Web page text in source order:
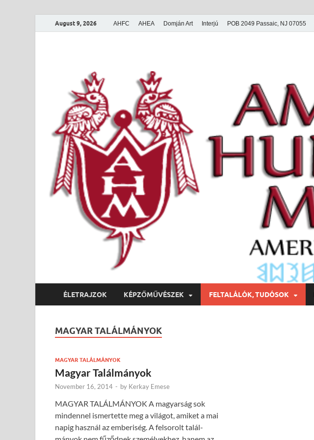
August 9, 2026 AHFC AHEA Domján Art Interjú POB 2049 Passaic, NJ 07055
Amerikai Magyar Múzeum
ÉLETRAJZOK KÉPZŐMŰVÉSZEK FELTALÁLÓK, TUDÓSOK
MAGYAR TALÁLMÁNYOK
MAGYAR TALÁLMÁNYOK
Magyar Találmányok
November 16, 2014 - by Kerkay Emese
MAGYAR TALÁLMÁNYOK A magyarság sok
mindennel ismertette meg a világot, amiket a mai
napig használ az emberi­ség. A felsorolt talál­